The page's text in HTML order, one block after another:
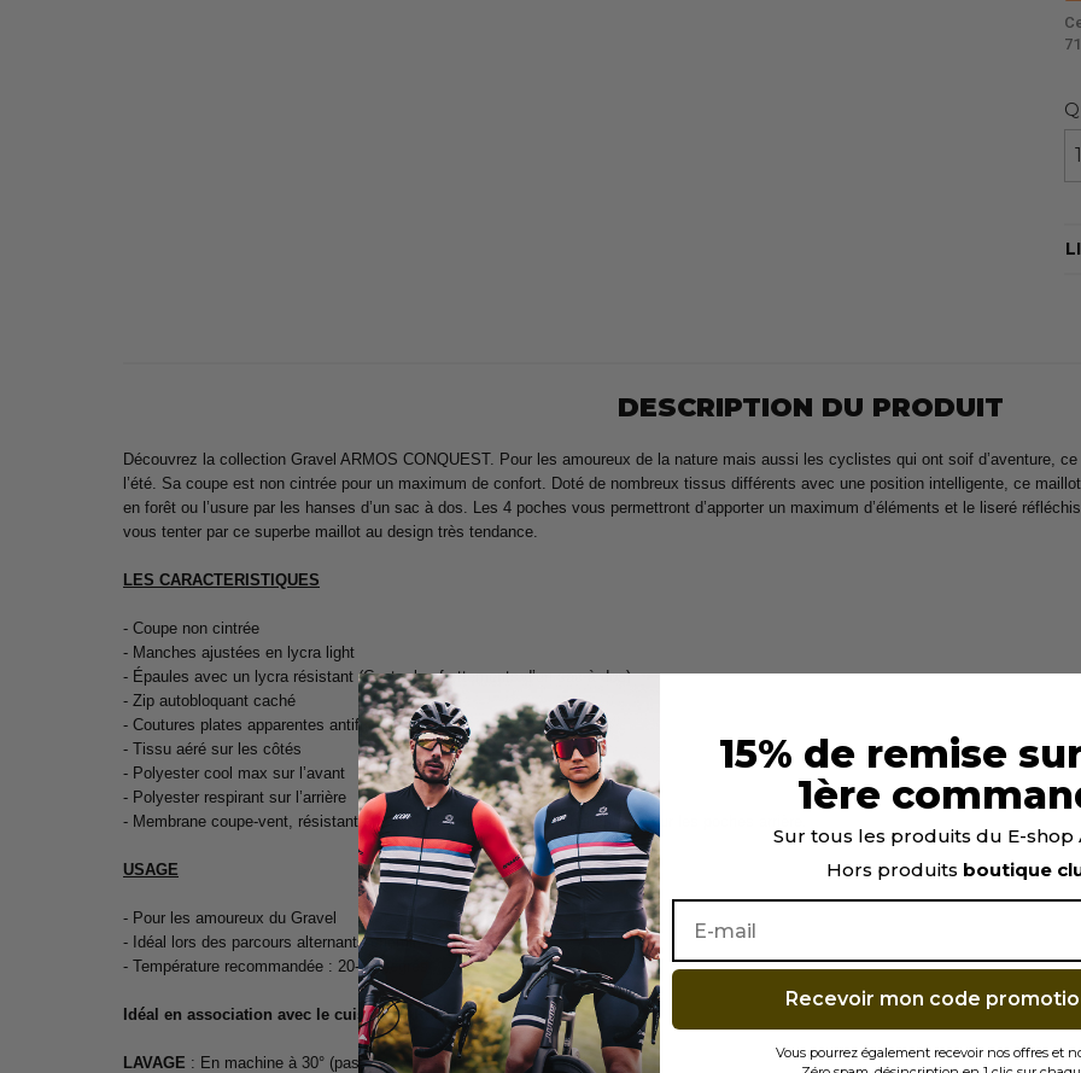
DESCRIPTION DU PRODUIT
Découvrez la collection Gravel ARMOS CONQUEST. Pour les amoureux de la nature mais aussi les cyclistes qui ont soif d’aventure,
l’été. Sa coupe est non cintrée pour un maximum de confort. Doté de nombreux tissus différents avec une position intelligente, ce
en forêt ou l’usure par les hanses d’un sac à dos. Les 4 poches vous permettront d’apporter un maximum d’éléments et le liseré
vous tenter par ce superbe maillot au design très tendance.
LES CARACTERISTIQUES
- Coupe non cintrée
- Manches ajustées en lycra light
- Épaules avec un lycra résistant (Contre les frottements d’un sac à dos)
- Zip autobloquant caché
- Coutures plates apparentes antifrictions
- Tissu aéré sur les côtés
- Polyester cool max sur l’avant
- Polyester respirant sur l’arrière
- Membrane coupe-vent, résistante et déperlante au niveau des hanches et sur les poches arrière.
USAGE
- Pour les amoureux du Gravel
- Idéal lors des parcours alternants chemin, route et forêt
- Température recommandée : 20-30 degrés
Idéal en association avec le cuissard ARMOS GRAVEL CONQUEST
LAVAGE : En machine à 30° (pas de sèche linge et de repassage).
15% de remise
1ère
Sur tous les produits du E-shop
Hors produits boutique
Recevoir mon code
Vous pourrez également recevoir nos offres et